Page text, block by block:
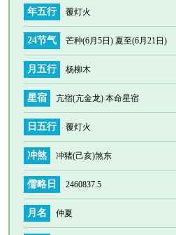
年五行 覆灯火
24节气 芒种(6月5日) 夏至(6月21日)
月五行 杨柳木
星宿 亢宿(亢金龙) 本命星宿
日五行 覆灯火
冲煞 冲猪(己亥)煞东
儒略日 2460837.5
月名 仲夏